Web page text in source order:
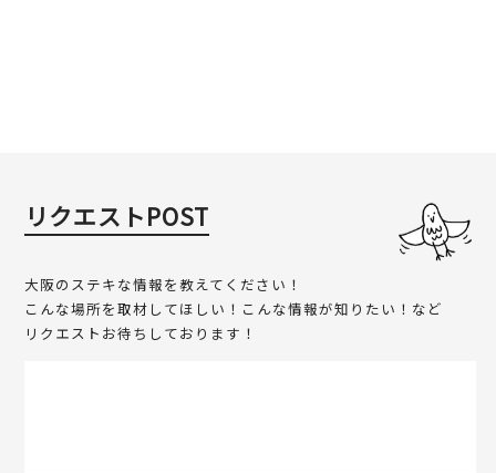
リクエストPOST
大阪のステキな情報を教えてください！
こんな場所を取材してほしい！こんな情報が知りたい！など
リクエストお待ちしております！